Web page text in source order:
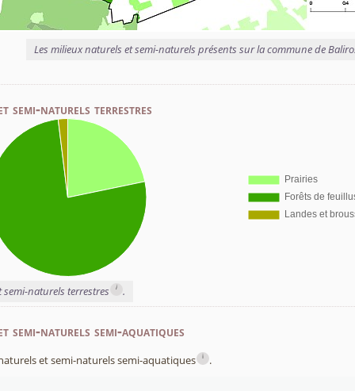
Les milieux naturels et semi-naturels présents sur la commune de
semi-naturels terrestres
semi-naturels terrestres i .
naturels semi-aquatiques
et semi-naturels semi-aquatiques i .